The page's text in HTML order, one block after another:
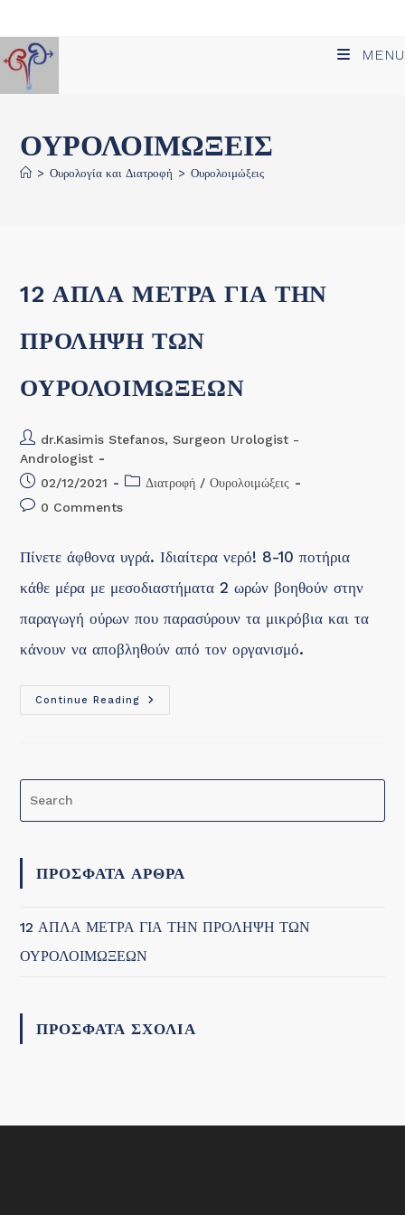
to
content
MENU
ΟΥΡΟΛΟΙΜΏΞΕΙΣ
> Ουρολογία και Διατροφή > Ουρολοιμώξεις
12 ΑΠΛΑ ΜΕΤΡΑ ΓΙΑ ΤΗΝ
ΠΡΟΛΗΨΗ ΤΩΝ
ΟΥΡΟΛΟΙΜΩΞΕΩΝ
Post
author:
dr.Kasimis Stefanos, Surgeon Urologist -
Andrologist
Post
published:
02/12/2021
PostΔιατροφή / Ουρολοιμώξεις
Post0 Comments
Πίνετε άφθονα υγρά. Ιδιαίτερα νερό! 8-10 ποτήρια
κάθε μέρα με μεσοδιαστήματα 2 ωρών βοηθούν στην
παραγωγή ούρων που παρασύρουν τα μικρόβια και τα
κάνουν να αποβληθούν από τον οργανισμό.
Continue Reading
12
ΑΠΛΑ
ΤΩΝ
ΠΡΌΣΦΑΤΑ ΆΡΘΡΑ
12 ΑΠΛΑ ΜΕΤΡΑ ΓΙΑ ΤΗΝ ΠΡΟΛΗΨΗ ΤΩΝ
ΟΥΡΟΛΟΙΜΩΞΕΩΝ
ΠΡΌΣΦΑΤΑ ΣΧΌΛΙΑ